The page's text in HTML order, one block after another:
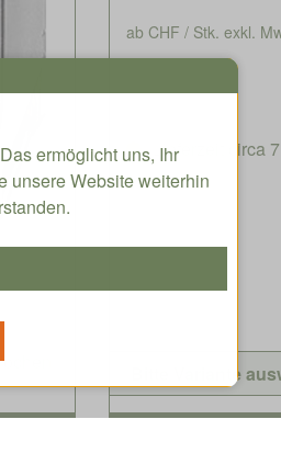
ab CHF / Stk. exkl.
Lieferzeit circa
ermöglicht uns, Ihr
unsere Website weiterhin